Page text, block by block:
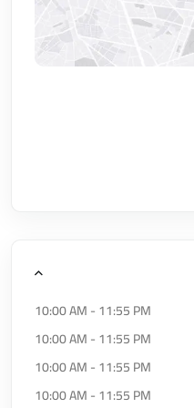
10:00 AM - 11:55 PM
10:00 AM - 11:55 PM
10:00 AM - 11:55 PM
10:00 AM - 11:55 PM